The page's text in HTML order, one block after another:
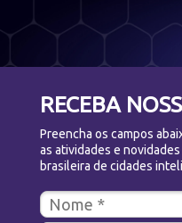
RECEBA
Preencha os campos
as atividades e
brasileira de cidades